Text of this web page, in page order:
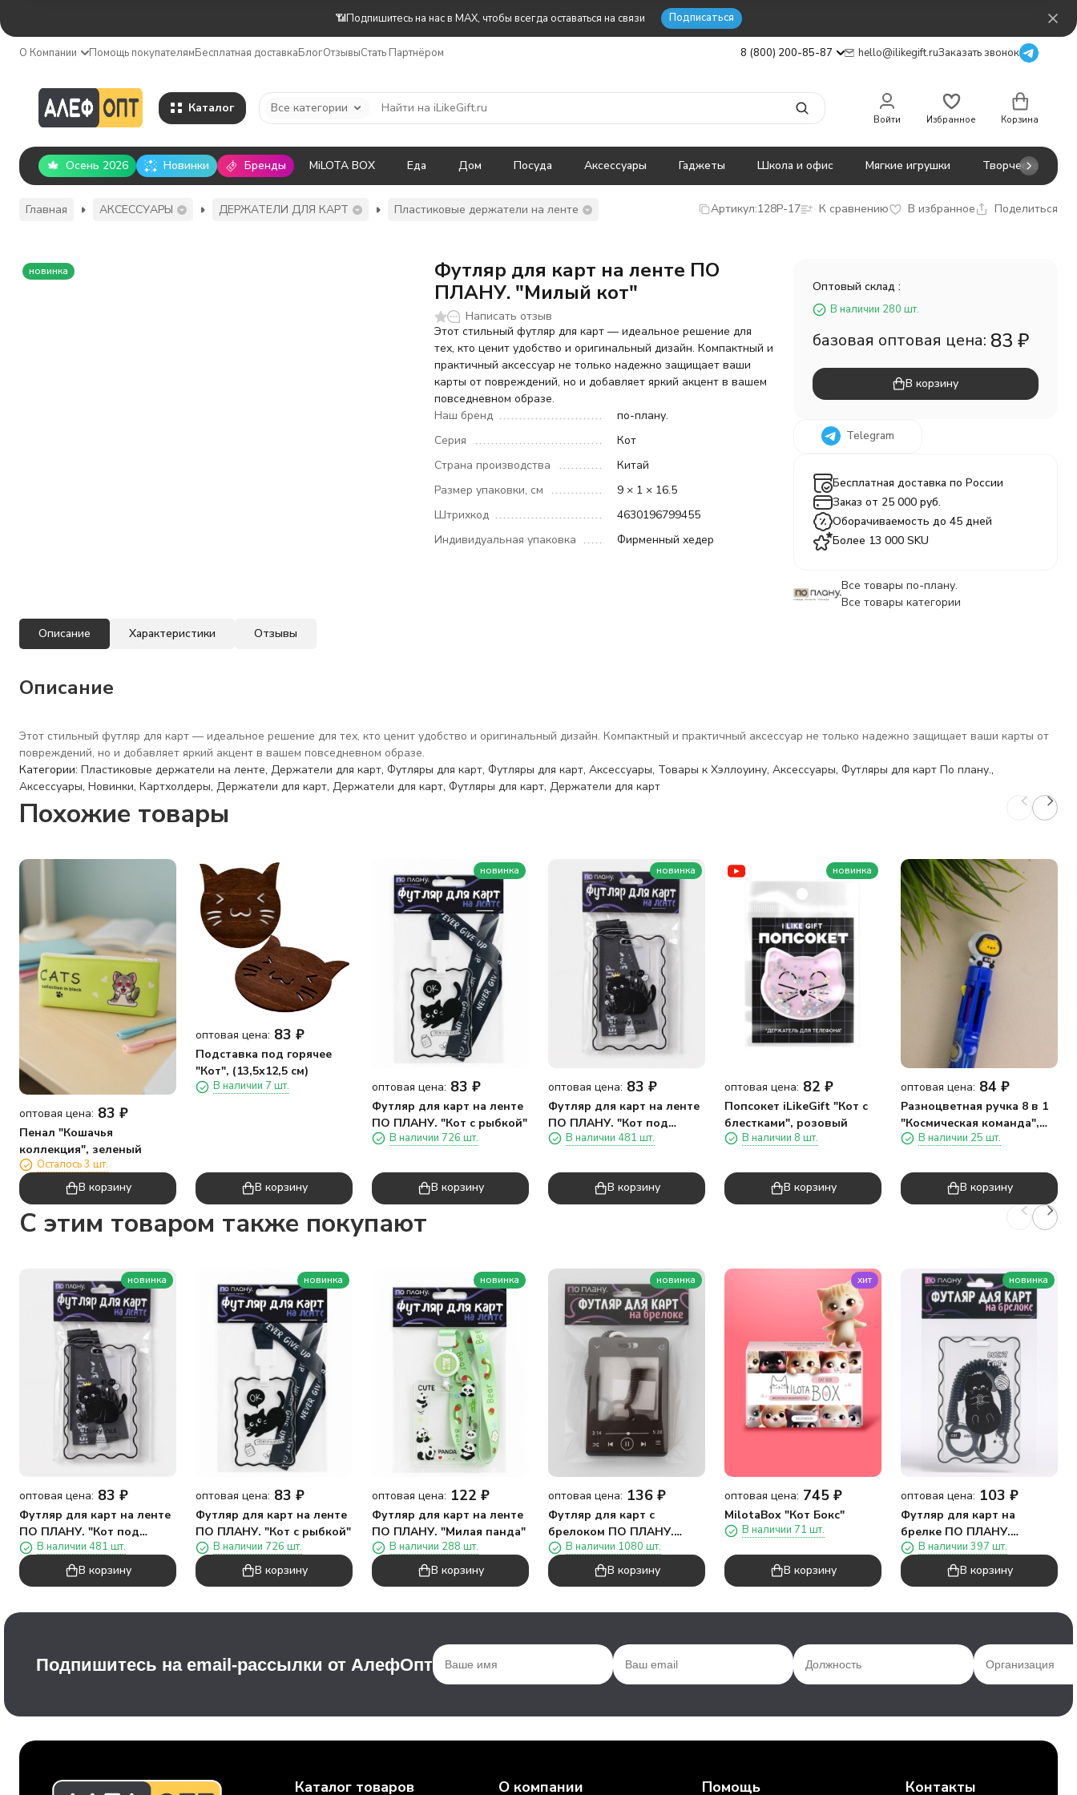
📶Подпишитесь на нас в MAX, чтобы всегда оставаться на связи Подписаться
О Компании Помощь покупателямБесплатная доставкаБлогОтзывыСтать Партнёром 8 (800) 200-85-87 hello@ilikegift.ruЗаказать звонок
Каталог Все категории
Войти Избранное Корзина
Осень 2026 Новинки Бренды MiLOTA BOX Еда Дом Посуда Аксессуары Гаджеты Школа и офис Мягкие игрушки Творчество
Главная АКСЕССУАРЫ ДЕРЖАТЕЛИ ДЛЯ КАРТ Пластиковые держатели на ленте Артикул:128P-17 К сравнению В избранное Поделиться
новинка
Футляр для карт на ленте ПО
ПЛАНУ. "Милый кот"
Написать отзыв
Этот стильный футляр для карт — идеальное решение для
тех, кто ценит удобство и оригинальный дизайн. Компактный и
практичный аксессуар не только надежно защищает ваши
карты от повреждений, но и добавляет яркий акцент в вашем
повседневном образе.
Наш бренд
по-плану.
Серия
Кот
Страна производства
Китай
Размер упаковки, см
9 × 1 × 16.5
Штрихкод
4630196799455
Индивидуальная упаковка
Фирменный хедер
Оптовый склад :
В наличии 280 шт.
базовая оптовая цена: 83 ₽
В корзину
Telegram
Бесплатная доставка по России
Заказ от 25 000 руб.
Оборачиваемость до 45 дней
Более 13 000 SKU
Все товары по-плану.
Все товары категории
Описание Характеристики Отзывы
Описание
Этот стильный футляр для карт — идеальное решение для тех, кто ценит удобство и оригинальный дизайн. Компактный и практичный аксессуар не только надежно защищает ваши карты от
повреждений, но и добавляет яркий акцент в вашем повседневном образе.
Категории: Пластиковые держатели на ленте, Держатели для карт, Футляры для карт, Футляры для карт, Аксессуары, Товары к Хэллоуину, Аксессуары, Футляры для карт По плану.,
Аксессуары, Новинки, Картхолдеры, Держатели для карт, Держатели для карт, Футляры для карт, Держатели для карт
Похожие товары
оптовая цена: 83 ₽
Пенал "Кошачья
коллекция", зеленый
Осталось 3 шт.
В корзину
оптовая цена: 83 ₽
Подставка под горячее
"Кот", (13,5х12,5 см)
В наличии 7 шт.
В корзину
новинка
оптовая цена: 83 ₽
Футляр для карт на ленте
ПО ПЛАНУ. "Кот с рыбкой"
В наличии 726 шт.
В корзину
новинка
оптовая цена: 83 ₽
Футляр для карт на ленте
ПО ПЛАНУ. "Кот под
корзинкой"
В наличии 481 шт.
В корзину
новинка
оптовая цена: 82 ₽
Попсокет iLikeGift "Кот с
блестками", розовый
В наличии 8 шт.
В корзину
оптовая цена: 84 ₽
Разноцветная ручка 8 в 1
"Космическая команда",
котВ наличии 25 шт.
В корзину
C этим товаром также покупают
новинка
оптовая цена: 83 ₽
Футляр для карт на ленте
ПО ПЛАНУ. "Кот под
корзинкой"
В наличии 481 шт.
В корзину
новинка
оптовая цена: 83 ₽
Футляр для карт на ленте
ПО ПЛАНУ. "Кот с рыбкой"
В наличии 726 шт.
В корзину
новинка
оптовая цена: 122 ₽
Футляр для карт на ленте
ПО ПЛАНУ. "Милая панда"
В наличии 288 шт.
В корзину
новинка
оптовая цена: 136 ₽
Футляр для карт с
брелоком ПО ПЛАНУ.
"Песня на века", черный
В наличии 1080 шт.
В корзину
хит
оптовая цена: 745 ₽
MilotaBox "Кот Бокс"
В наличии 71 шт.
В корзину
новинка
оптовая цена: 103 ₽
Футляр для карт на
брелке ПО ПЛАНУ.
"Игрушки для кошек"
В наличии 397 шт.
В корзину
Подпишитесь на email-рассылки от АлефОпт
Каталог товаров О компании Помощь Контакты